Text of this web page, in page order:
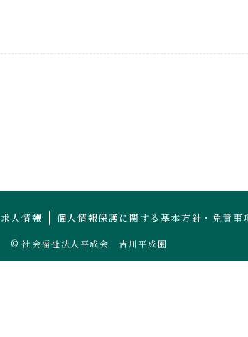
求人情報 個人情報保護に関する基本方針・免責事
© 社会福祉法人平成会 吉川平成園